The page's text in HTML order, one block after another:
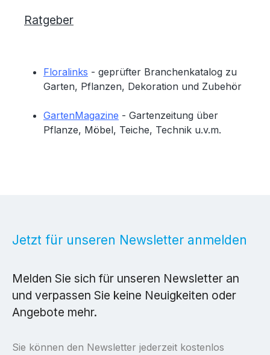
Ratgeber
Floralinks - geprüfter Branchenkatalog zu
Garten, Pflanzen, Dekoration und Zubehör
GartenMagazine - Gartenzeitung über
Pflanze, Möbel, Teiche, Technik u.v.m.
Jetzt für unseren Newsletter anmelden
Melden Sie sich für unseren Newsletter an
und verpassen Sie keine Neuigkeiten oder
Angebote mehr.
Sie können den Newsletter jederzeit kostenlos